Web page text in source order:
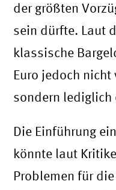
der größten
sein dürfte. Laut
klassische
Euro jedoch
sondern lediglich
Die Einführung
könnte laut
Problemen für